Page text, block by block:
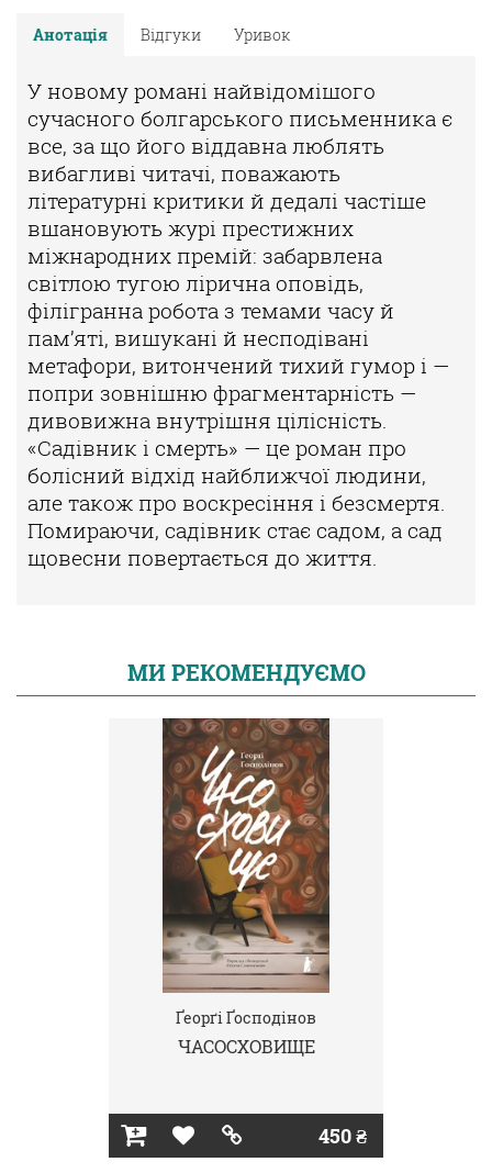
Анотація Відгуки Уривок
У новому романі найвідомішого
сучасного болгарського письменника є
все, за що його віддавна люблять
вибагливі читачі, поважають
літературні критики й дедалі частіше
вшановують журі престижних
міжнародних премій: забарвлена
світлою тугою лірична оповідь,
філігранна робота з темами часу й
пам’яті, вишукані й несподівані
метафори, витончений тихий гумор і —
попри зовнішню фрагментарність —
дивовижна внутрішня цілісність.
«Садівник і смерть» — це роман про
болісний відхід найближчої людини,
але також про воскресіння і безсмертя.
Помираючи, садівник стає садом, а сад
щовесни повертається до життя.
МИ РЕКОМЕНДУЄМО
Ґеорґі Ґосподінов
ЧАСОСХОВИЩЕ
450 ₴